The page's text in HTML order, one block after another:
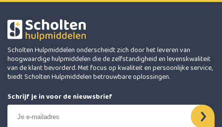
Scholten Hulpmiddelen onderscheidt zich door het leveren van
hoogwaardige hulpmiddelen die de zelfstandigheid en levenskwaliteit
van de klant bevorderd. Met focus op kwaliteit en persoonlijke service,
biedt Scholten Hulpmiddelen betrouwbare oplossingen.
Schrijf je in voor de nieuwsbrief